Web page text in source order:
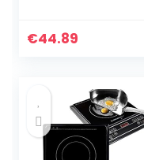
Cm, Traploze
7,7 cm
€44.89